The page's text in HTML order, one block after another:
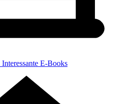
Interessante E-Books